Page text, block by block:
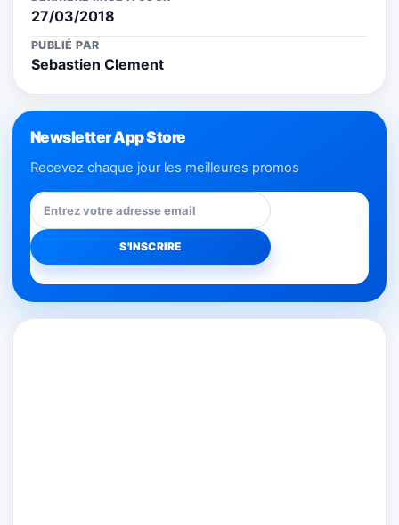
27/03/2018
PUBLIÉ PAR
Sebastien Clement
Newsletter App Store
Recevez chaque jour les meilleures promos